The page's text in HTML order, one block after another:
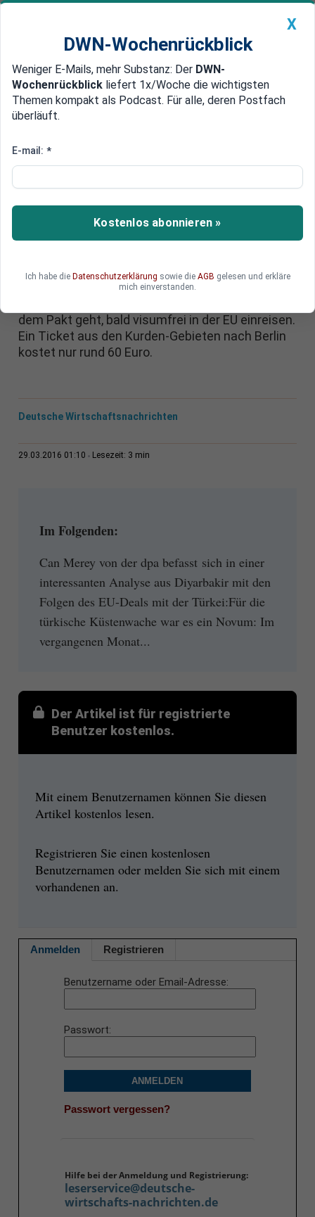
Newsticker MEIN DWN: Geldanlage Premium
Edelmetalle DWN-Magazin China
Merkel-Pakt mit der Türkei
Krieg gegen Kurden: Bis zu
500.000 Flüchtlinge könnten aus
Türkei kommen
Mit dem EU-Pakt mit der Türkei will sich die EU
Pakt könnte aber dazu auch führen, dass neue
Flüchtlinge kommen. Erstmals machen sich
dem Pakt geht, bald visumfrei in der EU einreisen.
Ein Ticket aus den Kurden-Gebieten nach Berlin
kostet nur rund 60 Euro.
Deutsche Wirtschaftsnachrichten
29.03.2016 01:10 Lesezeit: 3 min
Im Folgenden:
Can Merey von der dpa befasst sich in einer
interessanten Analyse aus Diyarbakir mit den
Folgen des EU-Deals mit der Türkei:Für die
türkische Küstenwache war es ein Novum: Im
vergangenen Monat...
Der Artikel ist für registrierte
Benutzer kostenlos.
Mit einem Benutzernamen können Sie diesen
Artikel kostenlos lesen.
Registrieren Sie einen kostenlosen
Benutzernamen oder melden Sie sich mit einem
vorhandenen an.
Anmelden Registrieren
Benutzername oder Email-Adresse
Passwort
ANMELDEN
Passwort vergessen?
Hilfe bei der Anmeldung und Registrierung:
leserservice@deutsche-
wirtschafts-nachrichten.de
X
DWN-Wochenrückblick
Weniger E-Mails, mehr Substanz: Der DWN-
Wochenrückblick liefert 1x/Woche die wichtigsten
Themen kompakt als Podcast. Für alle, deren Postfach
überläuft.
E-mail: *
Kostenlos abonnieren »
Ich habe die Datenschutzerklärung sowie die AGB gelesen und erkläre
mich einverstanden.